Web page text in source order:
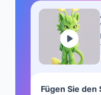
Fügen Sie den